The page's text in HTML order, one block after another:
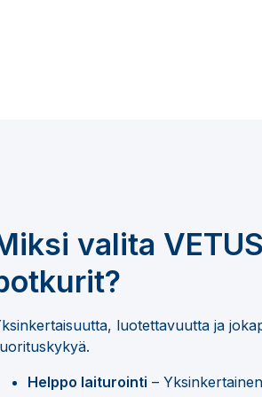
valita
luotettavuutta ja
Helppo laiturointi –